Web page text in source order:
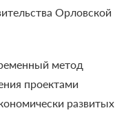
Орловской
метод
проектами
развитых